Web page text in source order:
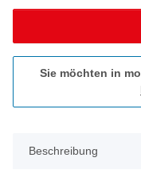
Sie möchten in
Beschreibung